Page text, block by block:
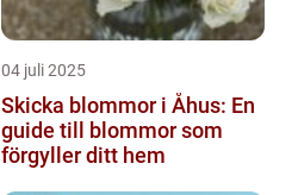
04 juli 2025
Skicka blommor i Åhus: En
guide till blommor som
förgyller ditt hem